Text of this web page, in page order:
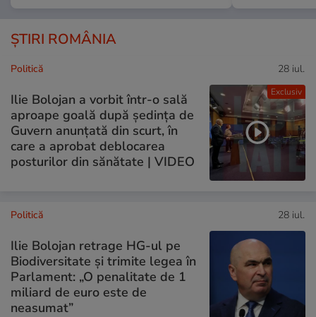
ȘTIRI ROMÂNIA
Exclusiv
Politică 28 iul.
Ilie Bolojan a vorbit într-o sală
aproape goală după ședința de
Guvern anunțată din scurt, în
care a aprobat deblocarea
posturilor din sănătate | VIDEO
Politică 28 iul.
Ilie Bolojan retrage HG-ul pe
Biodiversitate și trimite legea în
Parlament: „O penalitate de 1
miliard de euro este de
neasumat”